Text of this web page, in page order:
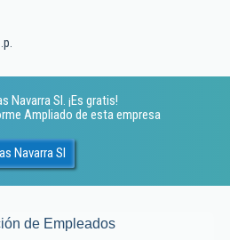
Navarra Sl. ¡Es gratis!
Ampliado de esta empresa
Navarra Sl
de Empleados